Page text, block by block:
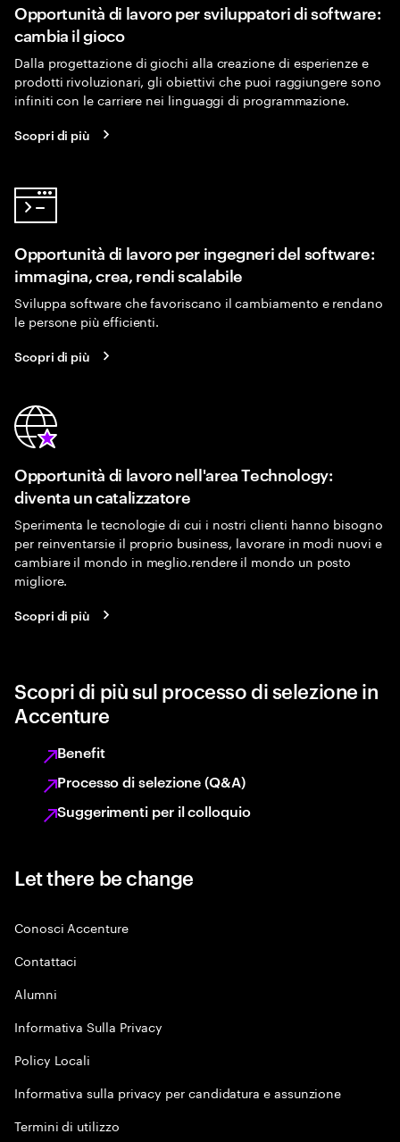
Opportunità di lavoro per sviluppatori di software:
cambia il gioco
Dalla progettazione di giochi alla creazione di esperienze e
prodotti rivoluzionari, gli obiettivi che puoi raggiungere sono
infiniti con le carriere nei linguaggi di programmazione.
Scopri di più
Opportunità di lavoro per ingegneri del software:
immagina, crea, rendi scalabile
Sviluppa software che favoriscano il cambiamento e rendano
le persone più efficienti.
Scopri di più
Opportunità di lavoro nell'area Technology:
diventa un catalizzatore
Sperimenta le tecnologie di cui i nostri clienti hanno bisogno
per reinventarsie il proprio business, lavorare in modi nuovi e
cambiare il mondo in meglio.rendere il mondo un posto
migliore.
Scopri di più
Scopri di più sul processo di selezione in
Accenture
Benefit
Processo di selezione (Q&A)
Suggerimenti per il colloquio
Let there be change
Conosci Accenture
Contattaci
Alumni
Informativa Sulla Privacy
Policy Locali
Informativa sulla privacy per candidatura e assunzione
Termini di utilizzo